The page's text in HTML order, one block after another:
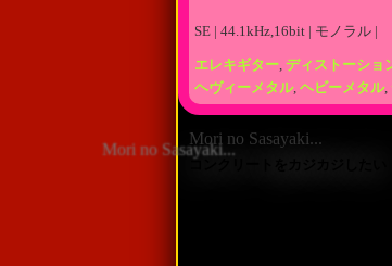
SE | 44.1kHz,16bit | モノラル |
エレキギター, ディストーショ
ヘヴィーメタル, ヘビーメタル,
Mori no Sasayaki...
コンクリートをカジカジしたい